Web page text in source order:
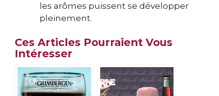
les arômes puissent se développer
pleinement.
Ces Articles Pourraient Vous
Intéresser